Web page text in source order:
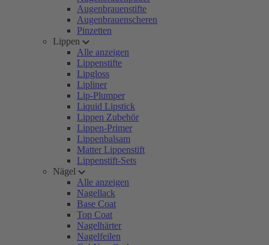
Augenbrauenstifte
Augenbrauenscheren
Pinzetten
Lippen
Alle anzeigen
Lippenstifte
Lipgloss
Lipliner
Lip-Plumper
Liquid Lipstick
Lippen Zubehör
Lippen-Primer
Lippenbalsam
Matter Lippenstift
Lippenstift-Sets
Nägel
Alle anzeigen
Nagellack
Base Coat
Top Coat
Nagelhärter
Nagelfeilen